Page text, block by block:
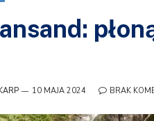
10 MAJA 2024 BRAK